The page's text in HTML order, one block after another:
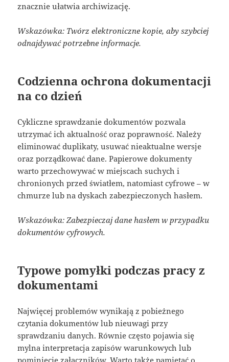
znacznie ułatwia archiwizację.
Wskazówka: Twórz elektroniczne kopie, aby szybciej
odnajdywać potrzebne informacje.
Codzienna ochrona dokumentacji
na co dzień
Cykliczne sprawdzanie dokumentów pozwala
utrzymać ich aktualność oraz poprawność. Należy
eliminować duplikaty, usuwać nieaktualne wersje
oraz porządkować dane. Papierowe dokumenty
warto przechowywać w miejscach suchych i
chronionych przed światłem, natomiast cyfrowe – w
chmurze lub na dyskach zabezpieczonych hasłem.
Wskazówka: Zabezpieczaj dane hasłem w przypadku
dokumentów cyfrowych.
Typowe pomyłki podczas pracy z
dokumentami
Najwięcej problemów wynikają z pobieżnego
czytania dokumentów lub nieuwagi przy
sprawdzaniu danych. Równie często pojawia się
mylna interpretacja zapisów warunkowych lub
pominięcie załączników. Warto także pamiętać o